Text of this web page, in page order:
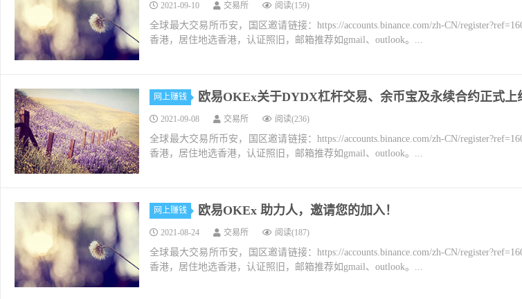
2021-09-10 交易所 阅读(159)
全球最大交易所币安，国区邀请链接：https://accounts.binance.com/zh-CN/
香港，居住地选香港，认证照旧，邮箱推荐如gmail、outlook。...
网上赚钱 欧易OKEx关于DYDX杠杆交易、余币宝及永续合约正式上
2021-09-08 交易所 阅读(236)
全球最大交易所币安，国区邀请链接：https://accounts.binance.com/zh-CN/
香港，居住地选香港，认证照旧，邮箱推荐如gmail、outlook。...
网上赚钱 欧易OKEx 助力人，邀请您的加入！
2021-08-24 交易所 阅读(187)
全球最大交易所币安，国区邀请链接：https://accounts.binance.com/zh-CN/
香港，居住地选香港，认证照旧，邮箱推荐如gmail、outlook。...